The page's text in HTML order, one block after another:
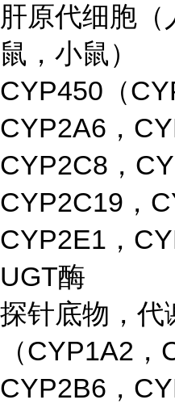
肝原代细胞（
鼠，小鼠）
CYP450（
CYP2A6，
CYP2C8，
CYP2C19，
CYP2E1，
UGT酶
探针底物，代
（CYP1A2，
CYP2B6，